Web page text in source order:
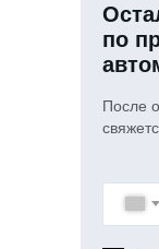
по
После